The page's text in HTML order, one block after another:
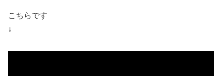
こちらです
↓